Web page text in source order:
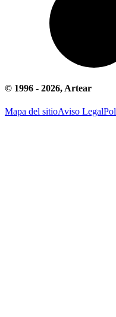
© 1996 - 2026, Artear
Mapa del sitioAviso Legal